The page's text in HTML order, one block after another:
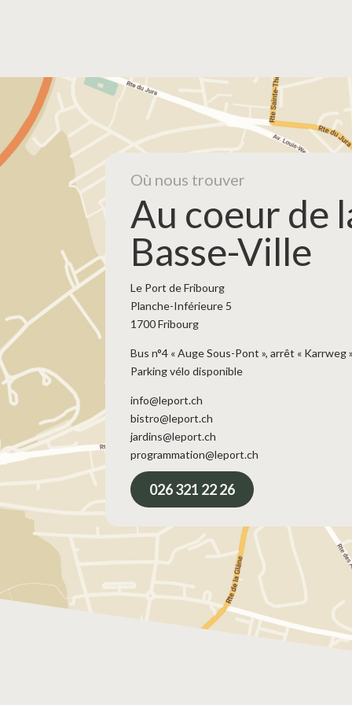
Où nous trouver
Au coeur de
Basse-Ville
Le Port de Fribourg
Planche-Inférieure 5
1700 Fribourg
Bus n°4 « Auge Sous-Pont », arrêt « Karrweg
Parking vélo disponible
info@leport.ch
bistro@leport.ch
jardins@leport.ch
programmation@leport.ch
026 321 22 26